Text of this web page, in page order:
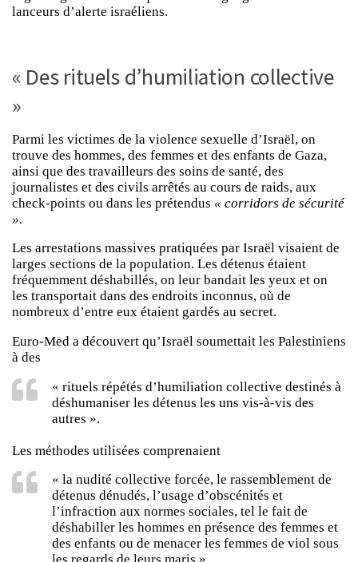
lanceurs d’alerte israéliens.
« Des rituels d’humiliation collective
»
Parmi les victimes de la violence sexuelle d’Israël, on
trouve des hommes, des femmes et des enfants de Gaza,
ainsi que des travailleurs des soins de santé, des
journalistes et des civils arrêtés au cours de raids, aux
check-points ou dans les prétendus « corridors de sécurité
».
Les arrestations massives pratiquées par Israël visaient de
larges sections de la population. Les détenus étaient
fréquemment déshabillés, on leur bandait les yeux et on
les transportait dans des endroits inconnus, où de
nombreux d’entre eux étaient gardés au secret.
Euro-Med a découvert qu’Israël soumettait les Palestiniens
à des
« rituels répétés d’humiliation collective destinés à
déshumaniser les détenus les uns vis-à-vis des
autres ».
Les méthodes utilisées comprenaient
« la nudité collective forcée, le rassemblement de
détenus dénudés, l’usage d’obscénités et
l’infraction aux normes sociales, tel le fait de
déshabiller les hommes en présence des femmes et
des enfants ou de menacer les femmes de viol sous